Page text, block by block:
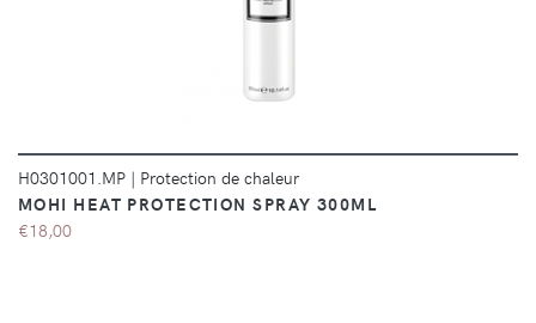
H0301001.MP | Protection de chaleur
MOHI HEAT PROTECTION SPRAY 300ML
€18,00